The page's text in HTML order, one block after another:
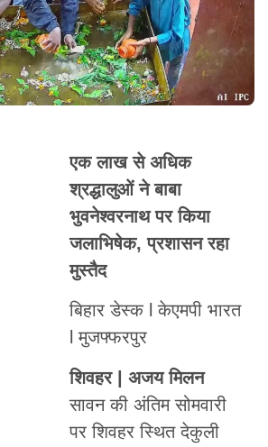
एक लाख से अधिक
श्रद्धालुओं ने बाबा
भुवनेश्वरनाथ पर किया
जलाभिषेक, प्रशासन रहा
मुस्तैद
बिहार डेस्क l केएमपी भारत
l मुजफ्फरपुर
शिवहर | अजय मिलन
सावन की अंतिम सोमवारी
पर शिवहर स्थित देकुली